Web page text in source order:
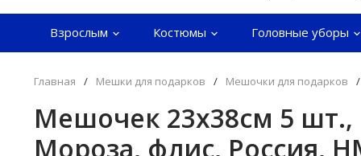
Взрослым Костюмы Головные уборы
Главная / Мешки для подарков / Мешочки для подарков /
Мешочек 23х38см 5
Мороза, флис, Россия,